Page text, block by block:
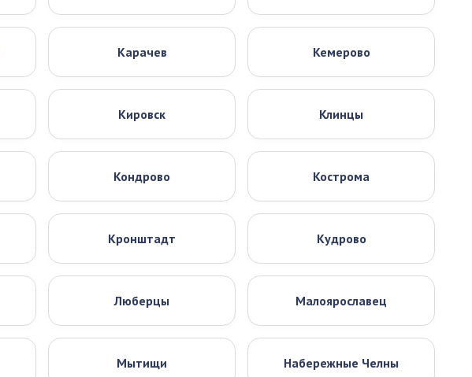
Карачев Кемерово
Кировск Клинцы
Кондрово Кострома
Кронштадт Кудрово
Люберцы Малоярославец
Мытищи Набережные Челны